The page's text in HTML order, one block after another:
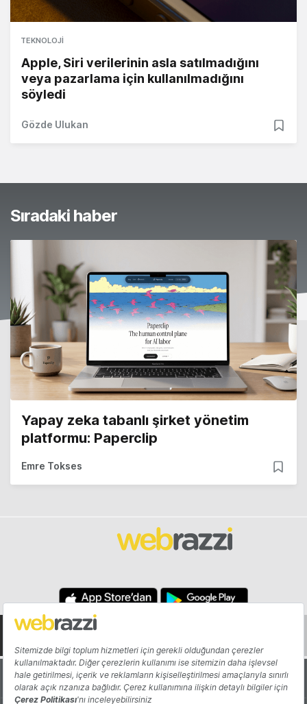
TEKNOLOJI
Apple, Siri verilerinin asla satılmadığını
veya pazarlama için kullanılmadığını
söyledi
Gözde Ulukan
Sıradaki haber
Yapay zeka tabanlı şirket yönetim
platformu: Paperclip
Emre Tokses
Hakkında Yazarlar